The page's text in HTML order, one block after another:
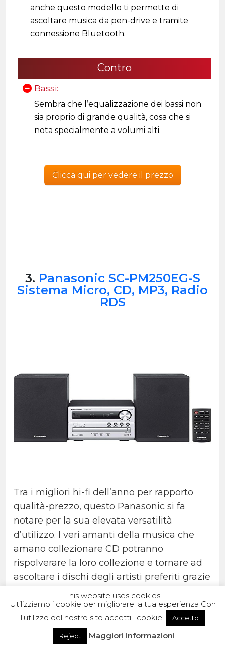
anche questo modello ti permette di
ascoltare musica da pen-drive e tramite
connessione Bluetooth.
Contro
Bassi:
Sembra che l’equalizzazione dei bassi non
sia proprio di grande qualità, cosa che si
nota specialmente a volumi alti.
Clicca qui per vedere il prezzo
3. Panasonic SC-PM250EG-S
Sistema Micro, CD, MP3, Radio
RDS
Tra i migliori hi-fi dell’anno per rapporto
qualità-prezzo, questo Panasonic si fa
notare per la sua elevata versatilità
d’utilizzo. I veri amanti della musica che
amano collezionare CD potranno
rispolverare la loro collezione e tornare ad
ascoltare i dischi degli artisti preferiti grazie
al lettore integrato.
Chi invece preferisce ascoltare musica
attraverso dispositivi portatili, potrà
avvalersi del Bluetooth per collegare
This website uses cookies
Utilizziamo i cookie per migliorare la tua esperienza Con
l'utilizzo del nostro sito accetti i cookie.
Accetto
Reject Maggiori informazioni